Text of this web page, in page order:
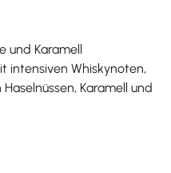
und Karamell
intensiven Whiskynoten,
Karamell und